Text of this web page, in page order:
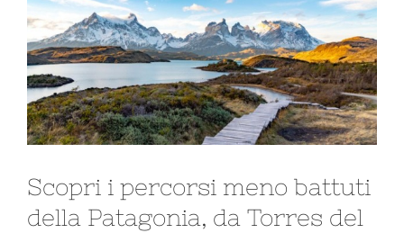
Scopri i percorsi meno battuti
della Patagonia, da Torres del